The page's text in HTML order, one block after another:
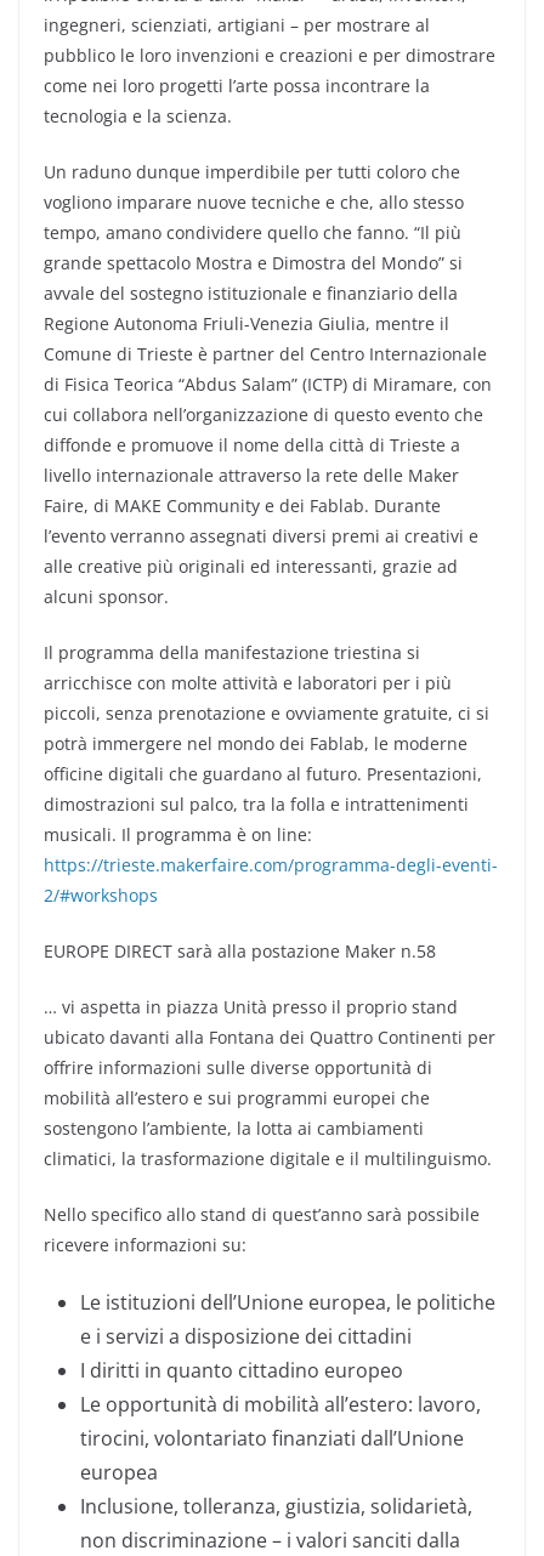
ingegneri, scienziati, artigiani – per mostrare al
pubblico le loro invenzioni e creazioni e per dimostrare
come nei loro progetti l’arte possa incontrare la
tecnologia e la scienza.
Un raduno dunque imperdibile per tutti coloro che
vogliono imparare nuove tecniche e che, allo stesso
tempo, amano condividere quello che fanno. “Il più
grande spettacolo Mostra e Dimostra del Mondo” si
avvale del sostegno istituzionale e finanziario della
Regione Autonoma Friuli-Venezia Giulia, mentre il
Comune di Trieste è partner del Centro Internazionale
di Fisica Teorica “Abdus Salam” (ICTP) di Miramare, con
cui collabora nell’organizzazione di questo evento che
diffonde e promuove il nome della città di Trieste a
livello internazionale attraverso la rete delle Maker
Faire, di MAKE Community e dei Fablab. Durante
l’evento verranno assegnati diversi premi ai creativi e
alle creative più originali ed interessanti, grazie ad
alcuni sponsor.
Il programma della manifestazione triestina si
arricchisce con molte attività e laboratori per i più
piccoli, senza prenotazione e ovviamente gratuite, ci si
potrà immergere nel mondo dei Fablab, le moderne
officine digitali che guardano al futuro. Presentazioni,
dimostrazioni sul palco, tra la folla e intrattenimenti
musicali. Il programma è on line:
https://trieste.makerfaire.com/programma-degli-eventi-
2/#workshops
EUROPE DIRECT sarà alla postazione Maker n.58
… vi aspetta in piazza Unità presso il proprio stand
ubicato davanti alla Fontana dei Quattro Continenti per
offrire informazioni sulle diverse opportunità di
mobilità all’estero e sui programmi europei che
sostengono l’ambiente, la lotta ai cambiamenti
climatici, la trasformazione digitale e il multilinguismo.
Nello specifico allo stand di quest’anno sarà possibile
ricevere informazioni su:
Le istituzioni dell’Unione europea, le politiche
e i servizi a disposizione dei cittadini
I diritti in quanto cittadino europeo
Le opportunità di mobilità all’estero: lavoro,
tirocini, volontariato finanziati dall’Unione
europea
Inclusione, tolleranza, giustizia, solidarietà,
non discriminazione – i valori sanciti dalla